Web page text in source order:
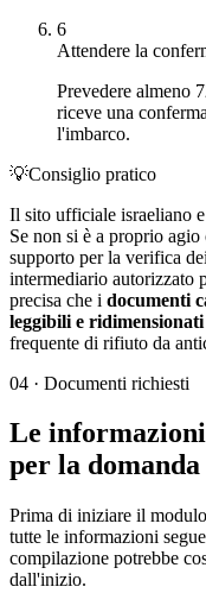
6
Attendere la
Prevedere almeno
riceve una
l'imbarco.
💡Consiglio pratico
Il sito ufficiale israeliano
Se non si è a proprio
supporto per la verifica
intermediario autorizzato
precisa che i documenti
leggibili e
frequente di rifiuto da
04 · Documenti richiesti
Le
per la
Prima di iniziare il
tutte le informazioni
compilazione potrebbe
dall'inizio.